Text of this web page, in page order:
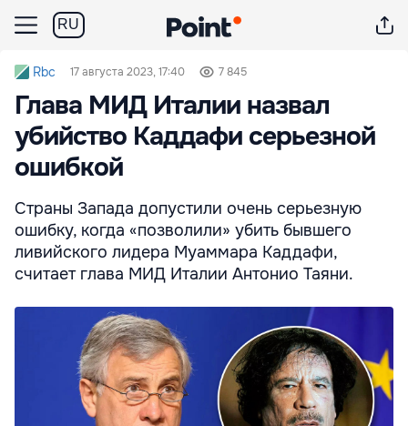
RU
Rbc 17 августа 2023, 17:40 7 845
Глава МИД Италии назвал
убийство Каддафи серьезной
ошибкой
Страны Запада допустили очень серьезную
ошибку, когда «позволили» убить бывшего
ливийского лидера Муаммара Каддафи,
считает глава МИД Италии Антонио Таяни.